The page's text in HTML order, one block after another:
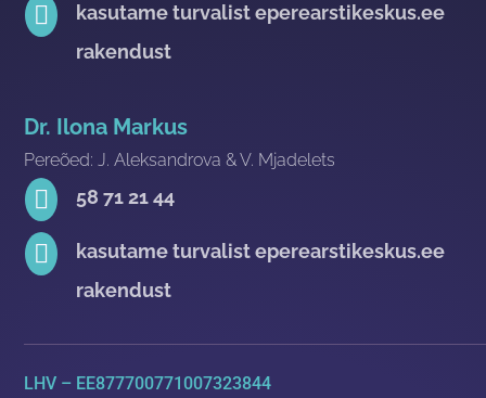

kasutame turvalist eperearstikeskus.ee
rakendust
Dr. Ilona Markus
Pereõed: J. Aleksandrova & V. Mjadelets
 58 71 21 44

kasutame turvalist eperearstikeskus.ee
rakendust
LHV – EE877700771007323844